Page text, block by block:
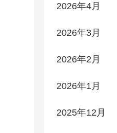
2026年4月
2026年3月
2026年2月
2026年1月
2025年12月